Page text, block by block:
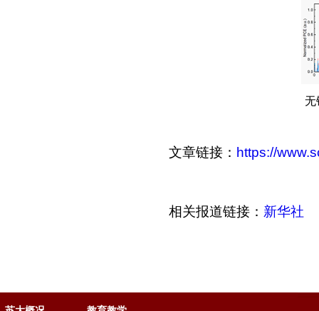
无
文章链接： https://
相关报道链接： 新华社